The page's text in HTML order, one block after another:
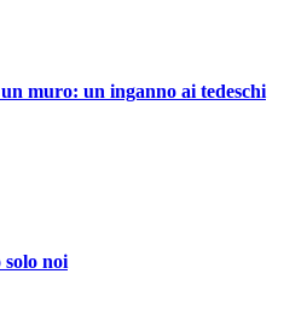
muro: un inganno ai tedeschi
noi